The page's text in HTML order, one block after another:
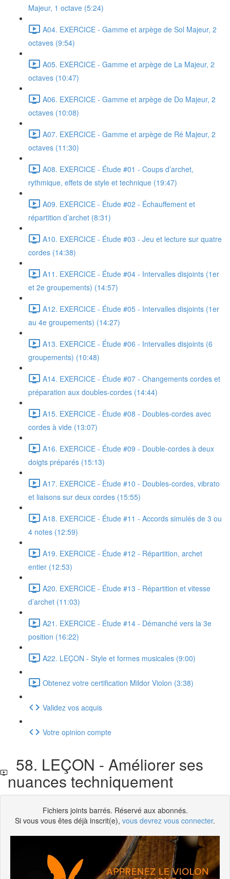
Majeur, 1 octave (5:24)
A04. EXERCICE - Gamme et arpège de Sol Majeur, 2
octaves (9:54)
A05. EXERCICE - Gamme et arpège de La Majeur, 2
octaves (10:47)
A06. EXERCICE - Gamme et arpège de Do Majeur, 2
octaves (10:08)
A07. EXERCICE - Gamme et arpège de Ré Majeur, 2
octaves (11:30)
A08. EXERCICE - Étude #01 - Coups d’archet,
rythmique, effets de style et technique (19:47)
A09. EXERCICE - Étude #02 - Échauffement et
répartition d’archet (8:31)
A10. EXERCICE - Étude #03 - Jeu et lecture sur quatre
cordes (14:38)
A11. EXERCICE - Étude #04 - Intervalles disjoints (1er
et 2e groupements) (14:57)
A12. EXERCICE - Étude #05 - Intervalles disjoints (1er
au 4e groupements) (14:27)
A13. EXERCICE - Étude #06 - Intervalles disjoints (6
groupements) (10:48)
A14. EXERCICE - Étude #07 - Changements cordes et
préparation aux doubles-cordes (14:44)
A15. EXERCICE - Étude #08 - Doubles-cordes avec
cordes à vide (13:07)
A16. EXERCICE - Étude #09 - Double-cordes à deux
doigts préparés (15:13)
A17. EXERCICE - Étude #10 - Doubles-cordes, vibrato
et liaisons sur deux cordes (15:55)
A18. EXERCICE - Étude #11 - Accords simulés de 3 ou
4 notes (12:59)
A19. EXERCICE - Étude #12 - Répartition, archet
entier (12:53)
A20. EXERCICE - Étude #13 - Répartition et vitesse
d’archet (11:03)
A21. EXERCICE - Étude #14 - Démanché vers la 3e
position (16:22)
A22. LEÇON - Style et formes musicales (9:00)
Obtenez votre certification Mildor Violon (3:38)
Validez vos acquis
Votre opinion compte
58. LEÇON - Améliorer ses
nuances techniquement
Fichiers joints barrés. Réservé aux abonnés.
Si vous vous êtes déjà inscrit(e), vous devrez vous connecter.